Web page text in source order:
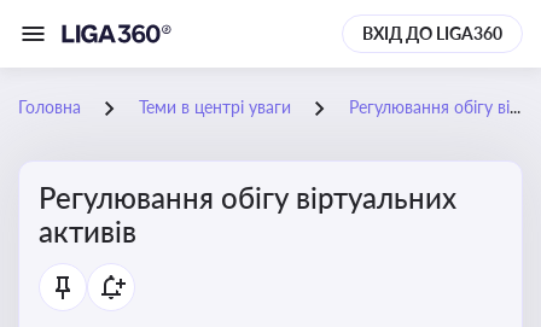
ВХІД ДО LIGA360
Головна Теми в центрі уваги Регулювання обігу віртуальних активів
Регулювання обігу віртуальних
активів